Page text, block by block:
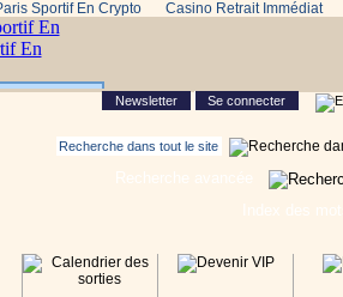
Sportif En Crypto Casino Retrait Immédiat
Newsletter Se connecter